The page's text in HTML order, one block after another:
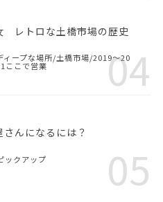
レトロな土橋市場の歴史
ィープな場所/土橋市場/2019～20
ここで営業 04
さんになるには？
ックアップ 05